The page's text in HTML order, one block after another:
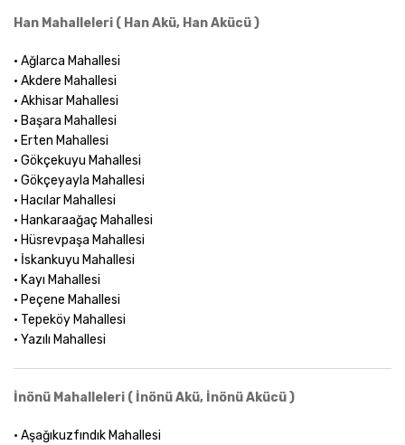
Han Mahalleleri ( Han Akü, Han Akücü )
• Ağlarca Mahallesi
• Akdere Mahallesi
• Akhisar Mahallesi
• Başara Mahallesi
• Erten Mahallesi
• Gökçekuyu Mahallesi
• Gökçeyayla Mahallesi
• Hacılar Mahallesi
• Hankaraağaç Mahallesi
• Hüsrevpaşa Mahallesi
• İskankuyu Mahallesi
• Kayı Mahallesi
• Peçene Mahallesi
• Tepeköy Mahallesi
• Yazılı Mahallesi
İnönü Mahalleleri ( İnönü Akü, İnönü Akücü )
• Aşağıkuzfındık Mahallesi